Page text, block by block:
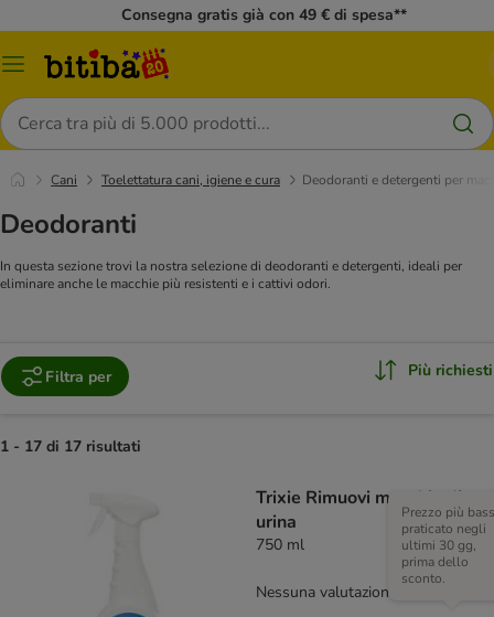
Consegna gratis già con 49 € di spesa**
Overview
Cerca
Cani Toelettatura cani, igiene e cura Deodoranti e detergenti per
Deodoranti
In questa sezione trovi la nostra selezione di deodoranti e detergenti, ideali per
eliminare anche le macchie più resistenti e i cattivi odori.
Filtra per Più richiesti
1 - 17 di 17 risultati
Trixie Rimuovi macchie di
urina
750 ml
Prezzo più
praticato negli
ultimi 30 gg,
prima dello
sconto.
Nessuna valutazione